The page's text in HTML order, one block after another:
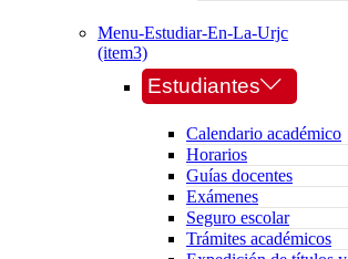
Menu-Estudiar-En-La-Urjc
(item3)
Estudiantes
Calendario académico
Horarios
Guías docentes
Exámenes
Seguro escolar
Trámites académicos